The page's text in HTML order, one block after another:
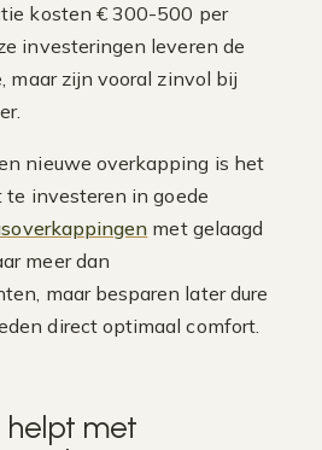
kosten € 300-500 per
investeringen leveren de
maar zijn vooral zinvol bij
nieuwe overkapping is het
investeren in goede
met gelaagd
meer dan
maar besparen later dure
direct optimaal comfort.
helpt met